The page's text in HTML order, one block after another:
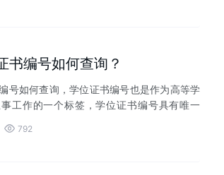
书编号如何查询？
号如何查询，学位证书编号也是作为高等学
工作的一个标签，学位证书编号具有唯一
 792